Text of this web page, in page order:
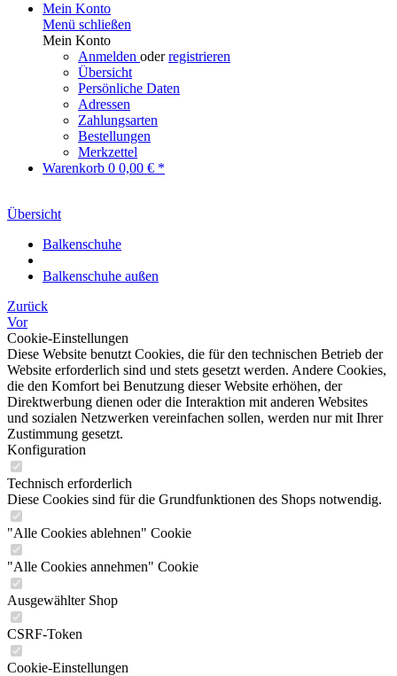
Mein Konto
Menü schließen
Mein Konto
Anmelden oderregistrieren
Übersicht
Persönliche Daten
Adressen
Zahlungsarten
Bestellungen
Merkzettel
Warenkorb 0 0,00 € *
Übersicht
Balkenschuhe
Balkenschuhe außen
Zurück
Vor
Cookie-Einstellungen
Diese Website benutzt Cookies, die für den technischen Betrieb der
Website erforderlich sind und stets gesetzt werden. Andere Cookies,
die den Komfort bei Benutzung dieser Website erhöhen, der
Direktwerbung dienen oder die Interaktion mit anderen Websites
und sozialen Netzwerken vereinfachen sollen, werden nur mit Ihrer
Zustimmung gesetzt.
Konfiguration
Technisch erforderlich
Diese Cookies sind für die Grundfunktionen des Shops notwendig.
"Alle Cookies ablehnen" Cookie
"Alle Cookies annehmen" Cookie
Ausgewählter Shop
CSRF-Token
Cookie-Einstellungen